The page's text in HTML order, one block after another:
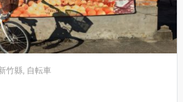
竹縣, 自転車